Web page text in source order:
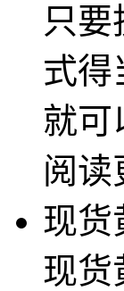
只
式得
就可
阅读
现货
现货